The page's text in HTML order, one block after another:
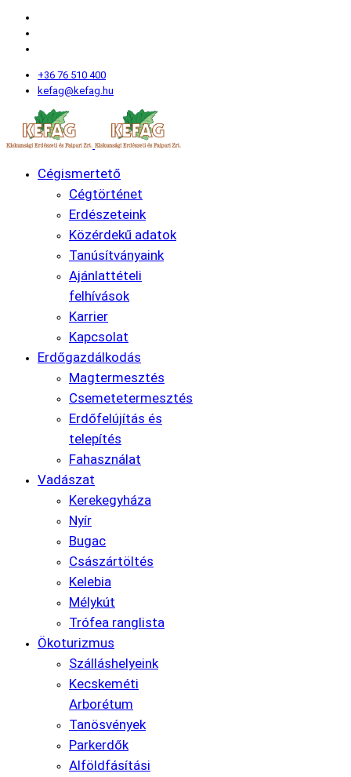
+36 76 510 400
kefag@kefag.hu
Cégismertető
Cégtörténet
Erdészeteink
Közérdekű adatok
Tanúsítványaink
Ajánlattételi
felhívások
Karrier
Kapcsolat
Erdőgazdálkodás
Magtermesztés
Csemetetermesztés
Erdőfelújítás és
telepítés
Fahasználat
Vadászat
Kerekegyháza
Nyír
Bugac
Császártöltés
Kelebia
Mélykút
Trófea ranglista
Ökoturizmus
Szálláshelyeink
Kecskeméti
Arborétum
Tanösvények
Parkerdők
Alföldfásítási